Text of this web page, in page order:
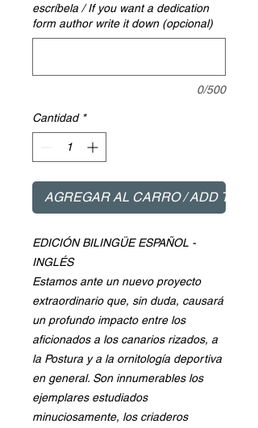
escríbela / If you want a dedication
form author write it down (opcional)
0/500
Cantidad *
AGREGAR AL CARRO / ADD TO
EDICIÓN BILINGÜE ESPAÑOL -
INGLÉS
Estamos ante un nuevo proyecto
extraordinario que, sin duda, causará
un profundo impacto entre los
aficionados a los canarios rizados, a
la Postura y a la ornitología deportiva
en general. Son innumerables los
ejemplares estudiados
minuciosamente, los criaderos